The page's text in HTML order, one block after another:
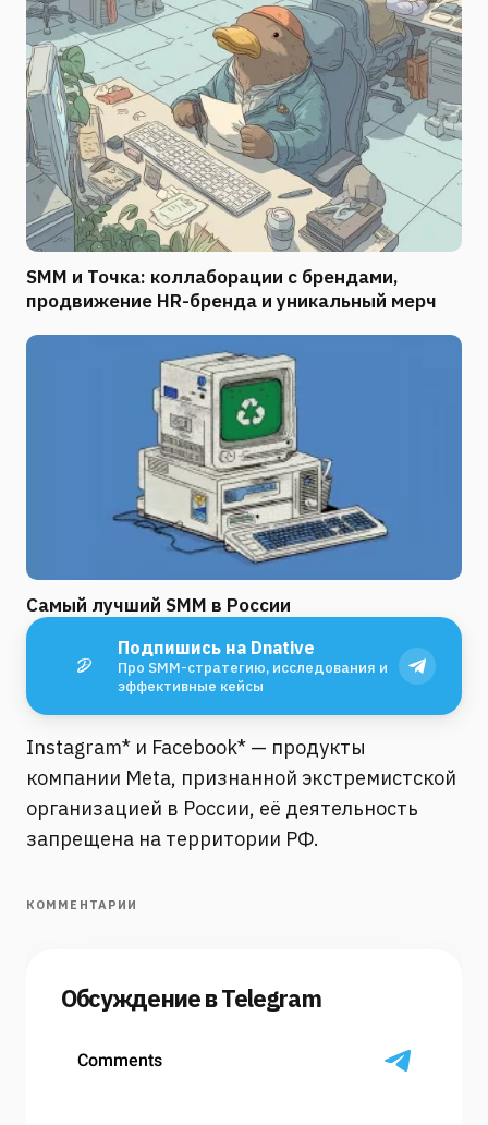
SMM и Точка: коллаборации с брендами,
продвижение HR-бренда и уникальный мерч
Самый лучший SMM в России
Подпишись на Dnative
Про SMM-стратегию, исследования и
эффективные кейсы
Instagram* и Facebook* — продукты
компании Meta, признанной экстремистской
организацией в России, её деятельность
запрещена на территории РФ.
КОММЕНТАРИИ
Обсуждение в Telegram